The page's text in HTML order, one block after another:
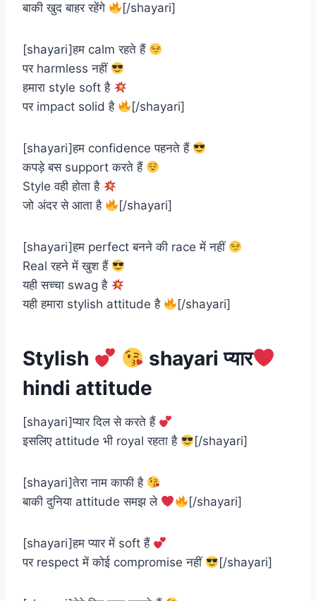
बाकी खुद बाहर रहेंगे
[/shayari]
[shayari]हम calm रहते हैं
पर harmless नहीं
हमारा style soft है
पर impact solid है
[/shayari]
[shayari]हम confidence पहनते हैं
कपड़े बस support करते हैं
Style वही होता है
जो अंदर से आता है
[/shayari]
[shayari]हम perfect बनने की race में नहीं
Real रहने में खुश हैं
यही सच्चा swag है
यही हमारा stylish attitude है
[/shayari]
Stylish
shayari प्यार
hindi attitude
[shayari]प्यार दिल से करते हैं
इसलिए attitude भी royal रहता है
[/shayari]
[shayari]तेरा नाम काफी है
बाकी दुनिया attitude समझ ले
[/shayari]
[shayari]हम प्यार में soft हैं
पर respect में कोई compromise नहीं
[/shayari]